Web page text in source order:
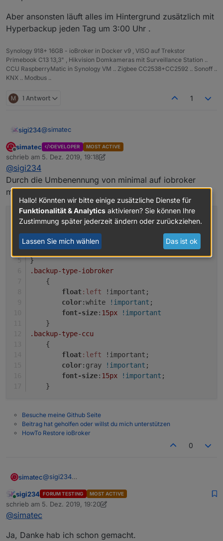
Aber ansonsten läuft alles im Hintergrund zusätzlich mit
Hyperbackup jeden Tag um 3:00 Uhr .
Synology 918+ 16GB - ioBroker in Docker v9 , VISO auf Trekstor
Primebook C13 13,3" , Hikvision Domkameras mit Surveillance Station ..
CCU RaspberryMatic in Synology VM .. Zigbee CC2538+CC2592 .. Sonoff ..
KNX .. Modbus ..
M 1 Antwort 1
sigi234@simatec
Hallo, seit dem update schaut die Formatierung von
backitup.0.history.html anders aus, hast du was
Muss ich was umstellen?
Kannst du auch eine Html machen für Latest backup
found by start?
Offline
simatec DEVELOPER MOST ACTIVE
schrieb am 5. Dez. 2019, 19:18
zuletzt editiert von simatec12. Mai 2019, 20:19
@sigi234
Durch die Umbenennung von minimal auf iobroker
musst du deine View anpassen.
.backup-history{
width:100% !important
overflow-y:scroll;
}
.backup-type-iobroker
    {
float:left !important;
color:white !important ;
font-size: 15px
!important
    }
.backup-type-ccu
    {
float:left !important;
color:gray !important ;
font-size: 15px !important ;
    }
Besuche meine Github Seite
Beitrag hat geholfen oder willst du mich unterstützen
HowTo Restore ioBroker
0
simatec@sigi234
musst du deine View anpassen.
.backup-history{
    display:block !important;
}
Online
sigi234 FORUM TESTING MOST ACTIVE
schrieb am 5. Dez. 2019, 19:20
zuletzt editiert von sigi23412. Mai 2019, 21:13
@simatec
Ja, Danke hab ich schon gemacht.
Hallo! Könnten wir bitte einige zusätzliche Dienste für
Funktionalität & Analytics aktivieren? Sie können Ihre
Zustimmung später jederzeit ändern oder zurückziehen.
Lassen Sie mich wählen Das ist ok